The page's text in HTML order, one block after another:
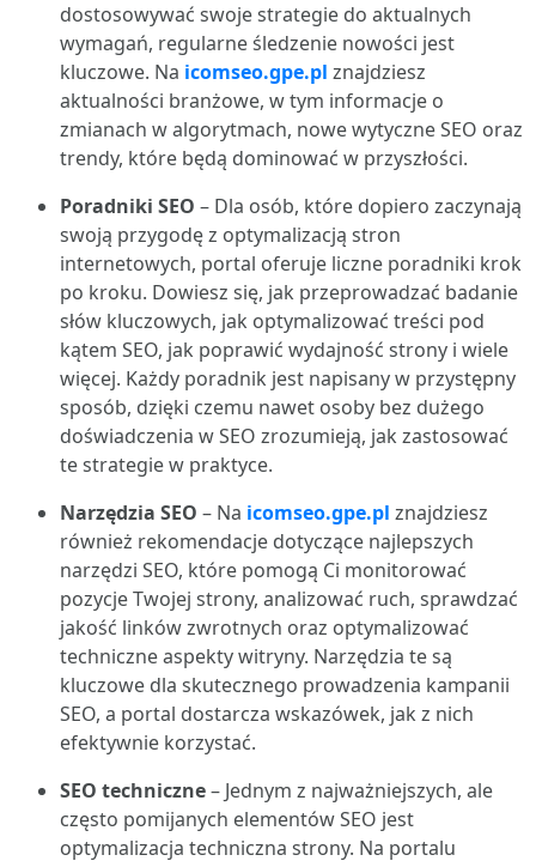
dostosowywać swoje strategie do aktualnych
wymagań, regularne śledzenie nowości jest
kluczowe. Na icomseo.gpe.pl znajdziesz
aktualności branżowe, w tym informacje o
zmianach w algorytmach, nowe wytyczne SEO oraz
trendy, które będą dominować w przyszłości.
Poradniki SEO – Dla osób, które dopiero zaczynają
swoją przygodę z optymalizacją stron
internetowych, portal oferuje liczne poradniki krok
po kroku. Dowiesz się, jak przeprowadzać badanie
słów kluczowych, jak optymalizować treści pod
kątem SEO, jak poprawić wydajność strony i wiele
więcej. Każdy poradnik jest napisany w przystępny
sposób, dzięki czemu nawet osoby bez dużego
doświadczenia w SEO zrozumieją, jak zastosować
te strategie w praktyce.
Narzędzia SEO – Na icomseo.gpe.pl znajdziesz
również rekomendacje dotyczące najlepszych
narzędzi SEO, które pomogą Ci monitorować
pozycje Twojej strony, analizować ruch, sprawdzać
jakość linków zwrotnych oraz optymalizować
techniczne aspekty witryny. Narzędzia te są
kluczowe dla skutecznego prowadzenia kampanii
SEO, a portal dostarcza wskazówek, jak z nich
efektywnie korzystać.
SEO techniczne– Jednym z najważniejszych, ale
często pomijanych elementów SEO jest
optymalizacja techniczna strony. Na portalu